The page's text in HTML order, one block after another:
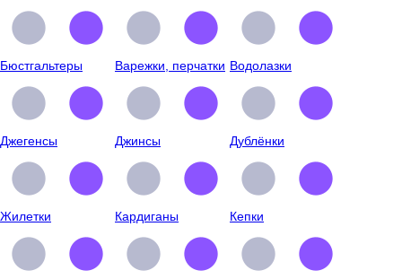
Бюстгальтеры Варежки, перчатки Водолазки
Джегенсы Джинсы Дублёнки
Жилетки Кардиганы Кепки